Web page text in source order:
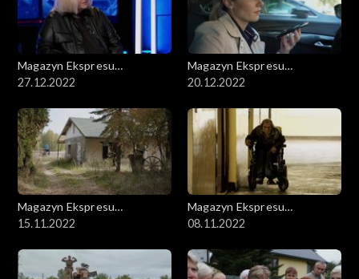
Magazyn Ekspresu
Reporterów
27.12.2022
Magazyn Ekspresu
Reporterów
20.12.2022
Magazyn Ekspresu
Reporterów
15.11.2022
Magazyn Ekspresu
Reporterów
08.11.2022